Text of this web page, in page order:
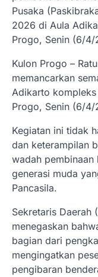
Pusaka
2026 di Aula
Progo, Senin (6/
Kulon Progo –
memancarkan
Adikarto kompleks
Progo, Senin (6/
Kegiatan ini tidak
dan keterampilan
wadah
generasi muda
Pancasila.
Sekretaris Daerah
menegaskan
bagian dari
mengingatkan
pengibaran